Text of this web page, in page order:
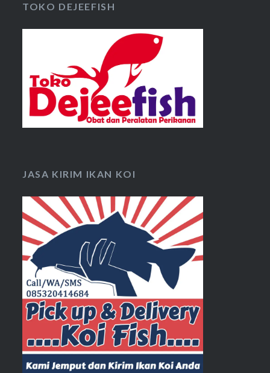
TOKO DEJEEFISH
JASA KIRIM IKAN KOI